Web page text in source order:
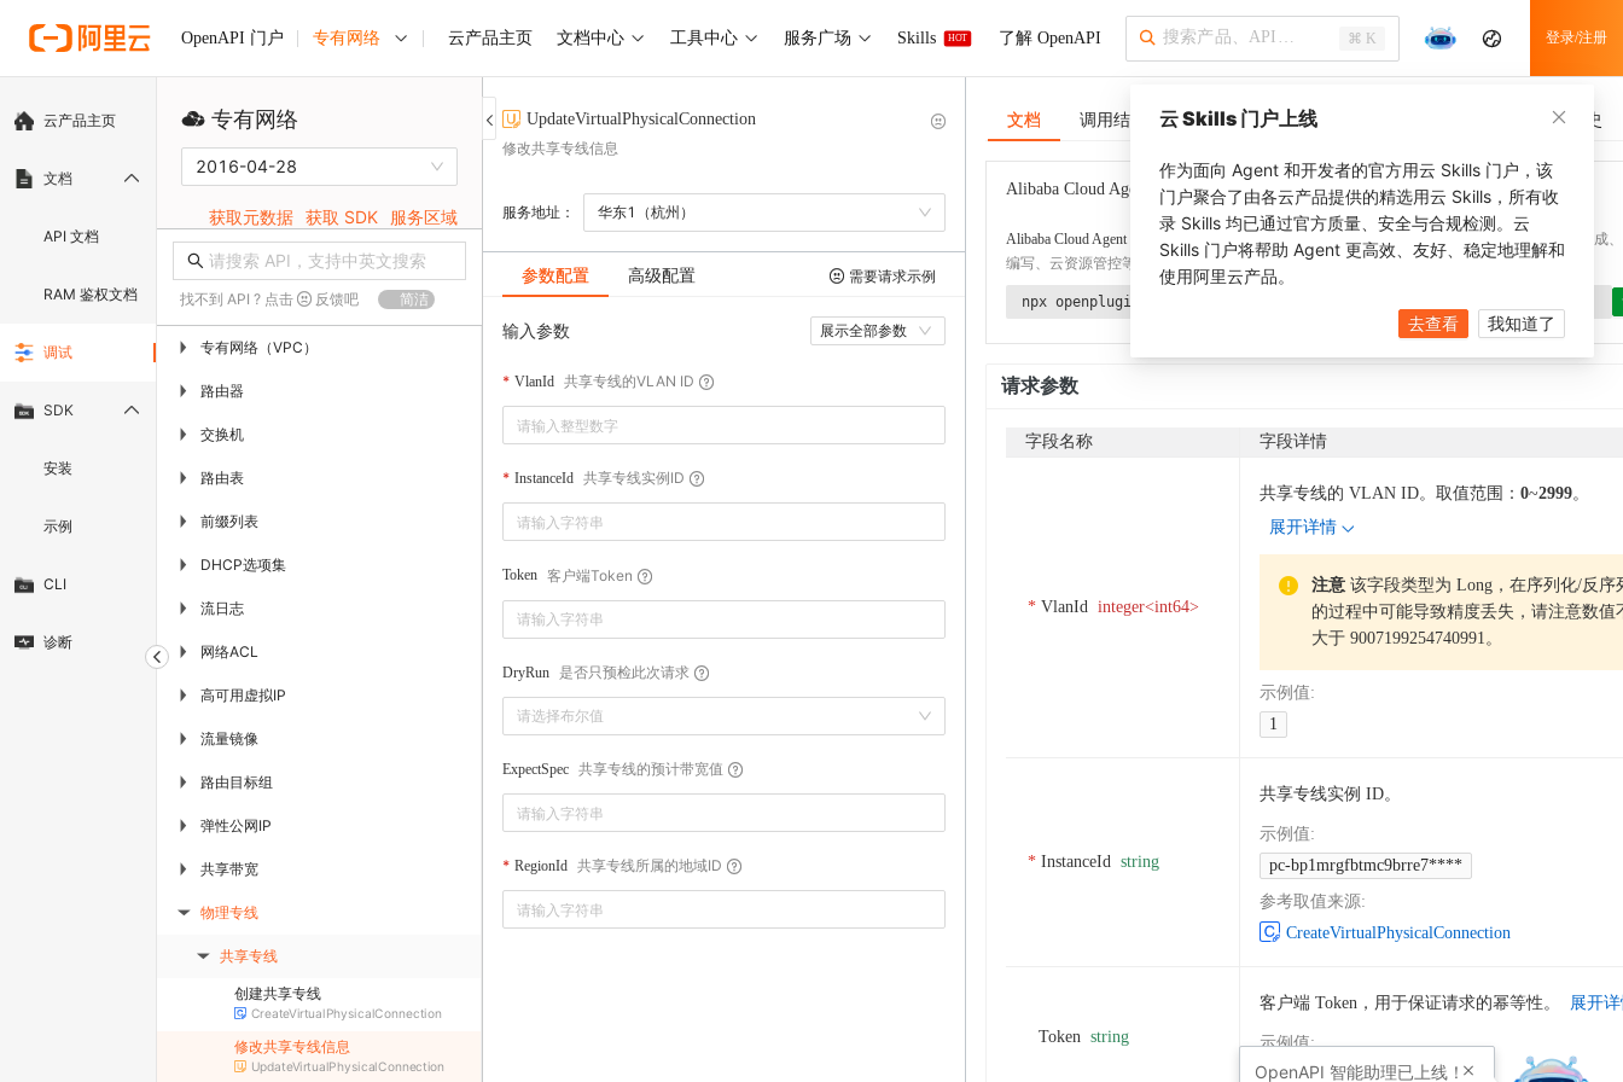
OpenAPI 门户 专有网络 云产品主页 文档中心 工具中心 服务广场 Skills HOT 了解 OpenAPI ⌘ K 登录/注册
云产品主页
文档
API 文档
RAM 鉴权文档
调试
SDK
安装
示例
CLI
诊断
专有网络
2016-04-28
获取元数据 获取 SDK 服务区域
找不到 API ? 点击 反馈吧 简洁
▶ 专有网络（VPC）
▶ 路由器
▶ 交换机
▶ 路由表
▶ 前缀列表
▶ DHCP选项集
▶ 流日志
▶ 网络ACL
▶ 高可用虚拟IP
▶ 流量镜像
▶ 路由目标组
▶ 弹性公网IP
▶ 共享带宽
▶ 物理专线
▶ 共享专线
创建共享专线
CreateVirtualPhysicalConnection
修改共享专线信息
UpdateVirtualPhysicalConnection
UpdateVirtualPhysicalConnection
修改共享专线信息
服务地址： 华东1（杭州）
参数配置 高级配置 需要请求示例
输入参数 展示全部参数
VlanId 共享专线的VLAN ID
InstanceId 共享专线实例ID
Token 客户端Token
DryRun 是否只预检此次请求
请选择布尔值
ExpectSpec 共享专线的预计带宽值
RegionId 共享专线所属的地域ID
文档 调用结果 SDK 示例 CLI 示例 调用历史
Alibaba Cloud Agent Toolkit 了解更多
Alibaba Cloud Agent Toolkit
提供 Agent 插件、技能、MCP 配置和验证工具，涵盖 SDK 代码生成、
编写、云资源管控等能力。通过 alibabacloud-agent-toolkit-install 技能可快速完成本地配置。
npx openplugin aliyun/alibabacloud-agent-toolkit
请求参数
字段名称 字段详情
VlanId integer<int64>
共享专线的 VLAN ID。取值范围： 0~2999。
展开详情
注意 该字段类型为 Long，在序列化/反序
的过程中可能导致精度丢失，请注意数值
大于 9007199254740991。
示例值:
1
InstanceId string
共享专线实例 ID。
示例值:
pc-bp1mrgfbtmc9brre7****
参考取值来源:
CreateVirtualPhysicalConnection
Token string
客户端 Token，用于保证请求的幂等性。 展开
示例值:
CBCE910E-D396-4944-8****
云 Skills 门户上线
作为面向 Agent 和开发者的官方用云 Skills 门户，该
门户聚合了由各云产品提供的精选用云 Skills，所有收
录 Skills 均已通过官方质量、安全与合规检测。云
Skills 门户将帮助 Agent 更高效、友好、稳定地理解和
使用阿里云产品。
去查看 我知道了
OpenAPI 智能助理已上线！